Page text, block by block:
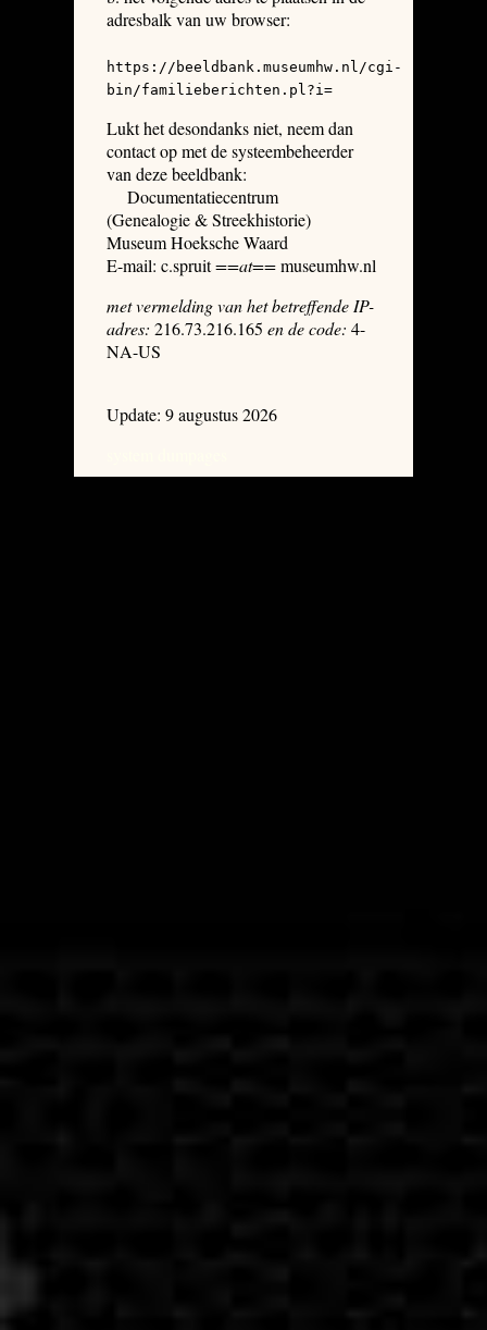
adresbalk van uw browser:
https://beeldbank.museumhw.nl/cgi-
bin/familieberichten.pl?i=
Lukt het desondanks niet, neem dan
contact op met de systeembeheerder
van deze beeldbank:
Documentatiecentrum
(Genealogie & Streekhistorie)
Museum Hoeksche Waard
E-mail: c.spruit==at==museumhw.nl
met vermelding van het betreffende IP-
adres: 216.73.216.165 en de code: 4-
NA-US
Update: 9 augustus 2026